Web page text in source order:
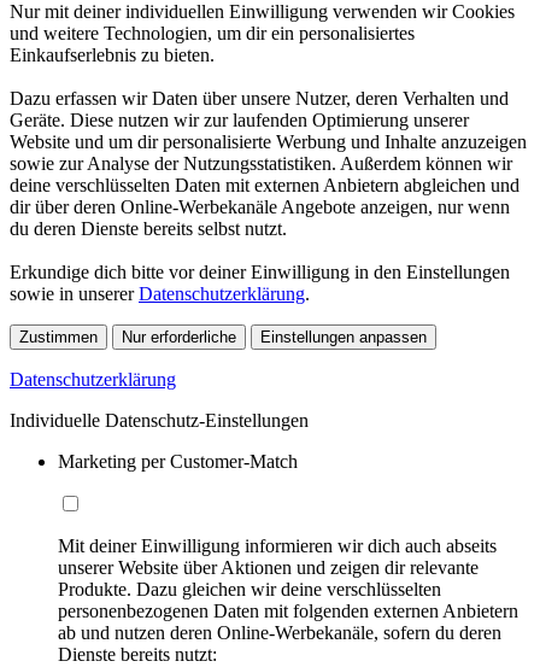
Nur mit deiner individuellen Einwilligung verwenden wir Cookies
und weitere Technologien, um dir ein personalisiertes
Einkaufserlebnis zu bieten.
Dazu erfassen wir Daten über unsere Nutzer, deren Verhalten und
Geräte. Diese nutzen wir zur laufenden Optimierung unserer
Website und um dir personalisierte Werbung und Inhalte anzuzeigen
sowie zur Analyse der Nutzungsstatistiken. Außerdem können wir
deine verschlüsselten Daten mit externen Anbietern abgleichen und
dir über deren Online-Werbekanäle Angebote anzeigen, nur wenn
du deren Dienste bereits selbst nutzt.
Erkundige dich bitte vor deiner Einwilligung in den Einstellungen
sowie in unsererDatenschutzerklärung.
Zustimmen Nur erforderliche Einstellungen anpassen
Datenschutzerklärung
Individuelle Datenschutz-Einstellungen
Marketing per Customer-Match
Mit deiner Einwilligung informieren wir dich auch abseits
unserer Website über Aktionen und zeigen dir relevante
Produkte. Dazu gleichen wir deine verschlüsselten
personenbezogenen Daten mit folgenden externen Anbietern
ab und nutzen deren Online-Werbekanäle, sofern du deren
Dienste bereits nutzt: